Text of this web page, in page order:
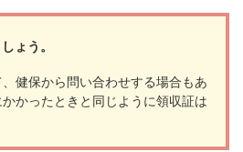
ょう。
健保から問い合わせする場合もあ
かったときと同じように領収証は